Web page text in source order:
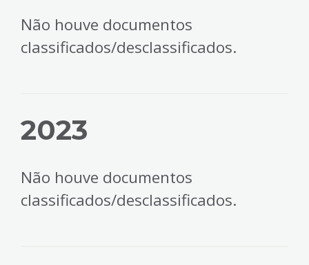
Não houve documentos
classificados/desclassificados.
2023
Não houve documentos
classificados/desclassificados.